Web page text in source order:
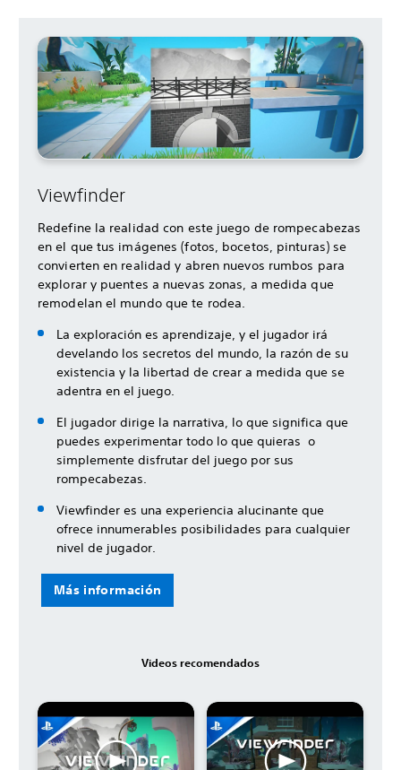
Viewfinder
Redefine la realidad con este juego de rompecabezas
en el que tus imágenes (fotos, bocetos, pinturas) se
convierten en realidad y abren nuevos rumbos para
explorar y puentes a nuevas zonas, a medida que
remodelan el mundo que te rodea.
La exploración es aprendizaje, y el jugador irá
develando los secretos del mundo, la razón de su
existencia y la libertad de crear a medida que se
adentra en el juego.
El jugador dirige la narrativa, lo que significa que
puedes experimentar todo lo que quieras o
simplemente disfrutar del juego por sus
rompecabezas.
Viewfinder es una experiencia alucinante que
ofrece innumerables posibilidades para cualquier
nivel de jugador.
Más información
Videos recomendados